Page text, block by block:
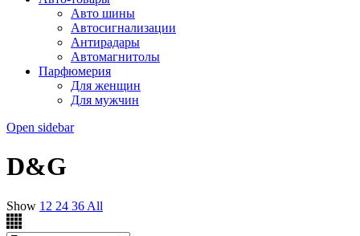
Авто шины
Автосигнализации
Антирадары
Автомагнитолы
Парфюмерия
Для женщин
Для мужчин
Open sidebar
D&G
Show 12 24 36 All